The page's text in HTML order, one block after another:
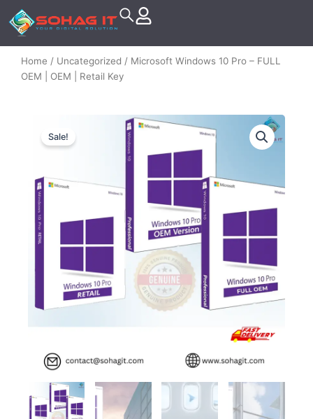
to
Home / Uncategorized / Microsoft Windows 10 Pro – FULL
OEM | OEM | Retail Key
Sale!